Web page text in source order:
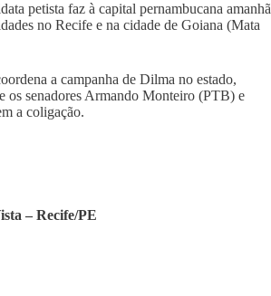
petista faz à capital pernambucana amanhã
no Recife e na cidade de Goiana (Mata
a campanha de Dilma no estado,
os senadores Armando Monteiro (PTB) e
a coligação.
– ​R​ecife/​PE